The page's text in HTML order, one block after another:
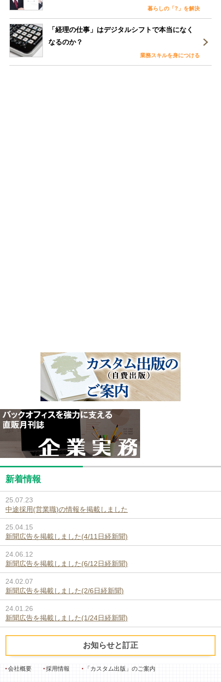
暮らしの「?」を解決
「経理の仕事」はデジタルシフトで本当になく
なるのか？
業務スキルを身につける
新着情報
25.07.23
中途採用(営業職)の情報を掲載しました
25.04.15
新聞広告を掲載しました(4/11日経新聞)
24.06.12
新聞広告を掲載しました(6/12日経新聞)
24.02.07
新聞広告を掲載しました(2/6日経新聞)
24.01.26
新聞広告を掲載しました(1/24日経新聞)
お知らせと訂正
会社概要 採用情報 「カスタム出版」のご案内